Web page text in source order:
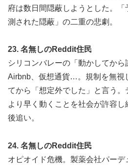
府は数日間隠蔽しようとした。
測された隠蔽」の二重の悲劇。
23. 名無しのReddit住民
シリコンバレーの「動かしてから
Airbnb、仮想通貨…。規制を無視
てから「想定外でした」と言う
より早く動くことを社会が許容
後追い。
24. 名無しのReddit住民
オピオイド危機。製薬会社パー